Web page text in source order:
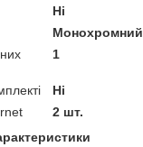
Ні
Монохромний
1
Ні
2 шт.